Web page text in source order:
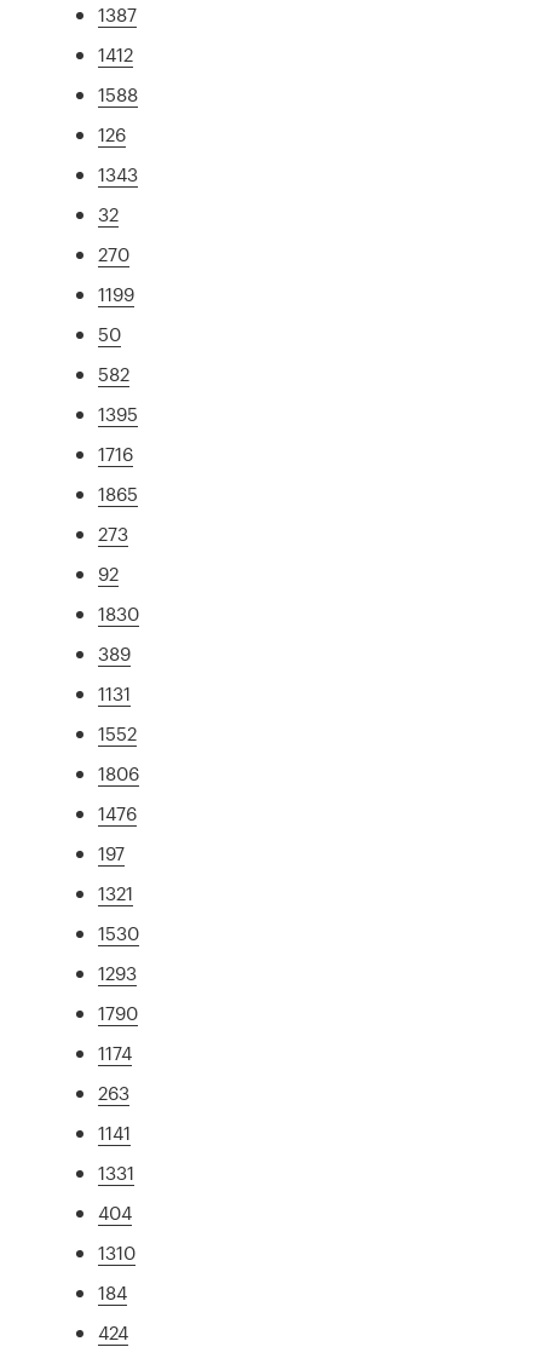
1387
1412
1588
126
1343
32
270
1199
50
582
1395
1716
1865
273
92
1830
389
1131
1552
1806
1476
197
1321
1530
1293
1790
1174
263
1141
1331
404
1310
184
424